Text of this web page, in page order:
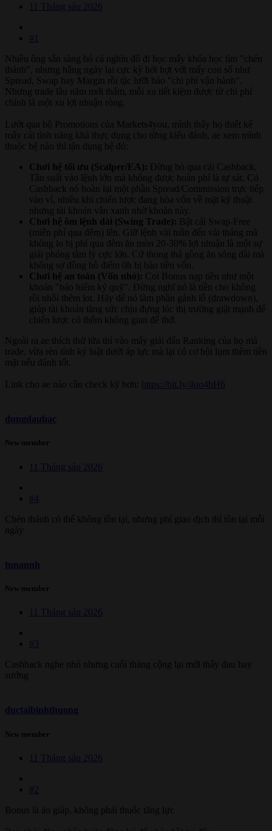
11 Tháng sáu 2026
#1
Nhiều ông sẵn sàng bỏ cả nghìn đô đi học mấy khóa học tìm "chén
thánh", nhưng hằng ngày lại cực kỳ hời hợt với mấy con số như
Spread, Swap hay Margin rồi tặc lưỡi bảo "chi phí vận hành".
Nhưng trade lâu năm mới thấm, mỗi xu tiết kiệm được từ chi phí
chính là một xu lợi nhuận ròng.
Lướt qua bộ Promotions của Markets4you, mình thấy họ thiết kế
mấy cái tính năng khá thực dụng cho từng kiểu đánh, ae xem mình
thuộc hệ nào thì tận dụng hệ đó:
Chơi hệ tối ưu (Scalper/EA): Đừng bỏ qua cái Cashback.
Tần suất vào lệnh lớn mà không được hoàn phí là tự sát. Có
Cashback nó hoàn lại một phần Spread/Commission trực tiếp
vào ví, nhiều khi chiến lược đang hòa vốn về mặt kỹ thuật
nhưng tài khoản vẫn xanh nhờ khoản này.
Chơi hệ ôm lệnh dài (Swing Trade): Bật cái Swap-Free
(miễn phí qua đêm) lên. Giữ lệnh vài tuần đến vài tháng mà
không lo bị phí qua đêm ăn mòn 20-30% lợi nhuận là một sự
giải phóng tâm lý cực lớn. Cứ thong thả gồng ăn sóng dài mà
không sợ đồng hồ điểm 0h bị bào tiền vốn.
Chơi hệ an toàn (Vốn nhỏ): Coi Bonus nạp tiền như một
khoản "bảo hiểm ký quỹ". Đừng nghĩ nó là tiền cho không
rồi nhồi thêm lot. Hãy để nó làm phần gánh lỗ (drawdown),
giúp tài khoản tăng sức chịu đựng lúc thị trường giật mạnh để
chiến lược có thêm không gian để thở.
Ngoài ra ae thích thử lửa thì vào mấy giải đấu Ranking của họ mà
trade, vừa rèn tính kỷ luật dưới áp lực mà lại có cơ hội lụm thêm tiền
mặt nếu đánh tốt.
Link cho ae nào cần check kỹ hơn: https://bit.ly/4uo4bH6
dungdaubac
New member
11 Tháng sáu 2026
#4
Chén thánh có thể không tồn tại, nhưng phí giao dịch thì tồn tại mỗi
ngày
tunannh
New member
11 Tháng sáu 2026
#3
Cashback nghe nhỏ nhưng cuối tháng cộng lại mới thấy đau hay
sướng
ductaibinhthuong
New member
11 Tháng sáu 2026
#2
Bonus là áo giáp, không phải thuốc tăng lực